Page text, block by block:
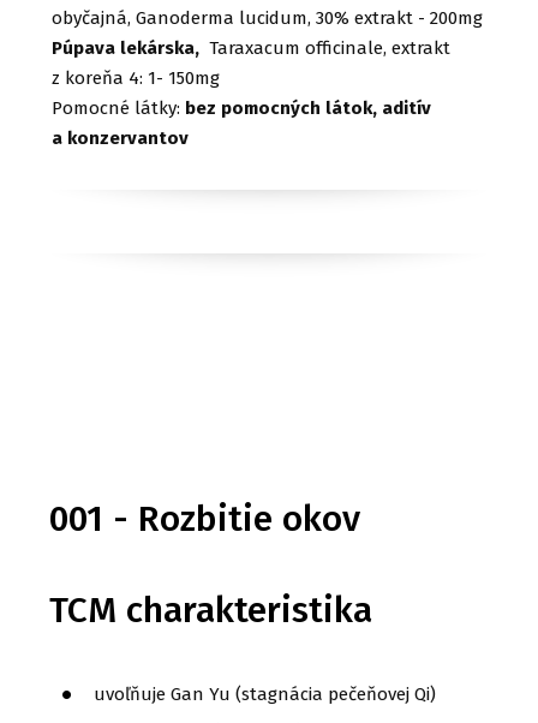
obyčajná, Ganoderma lucidum, 30% extrakt - 200mg
Púpava lekárska,Taraxacum officinale, extrakt
z koreňa 4: 1- 150mg
Pomocné látky: bez pomocných látok, aditív
a konzervantov
001 - Rozbitie okov
TCM charakteristika
uvoľňuje Gan Yu (stagnácia pečeňovej Qi)